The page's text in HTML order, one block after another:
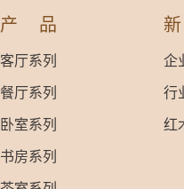
产品
客厅系列
餐厅系列
卧室系列
书房系列
企
行
红